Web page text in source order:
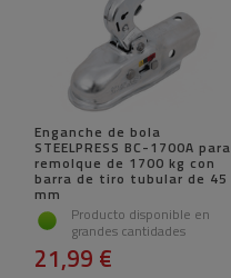
Enganche de bola
STEELPRESS BC-1700A para
remolque de 1700 kg con
barra de tiro tubular de 45
mm
Producto disponible en
grandes cantidades
21,99 €